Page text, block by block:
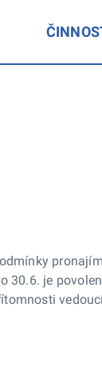
je